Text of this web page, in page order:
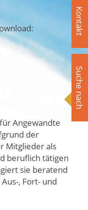
Kontakt
Suche nach
Angewandte
der
Mitglieder als
beruflich tätigen
sie beratend
, Fort- und